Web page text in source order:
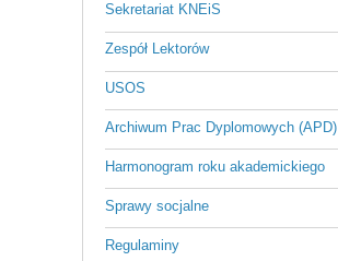
Sekretariat KNEiS
Zespół Lektorów
USOS
Archiwum Prac Dyplomowych (APD)
Harmonogram roku akademickiego
Sprawy socjalne
Regulaminy